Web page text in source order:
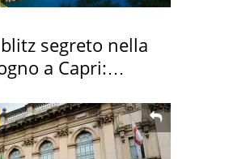
segreto nella
a Capri: